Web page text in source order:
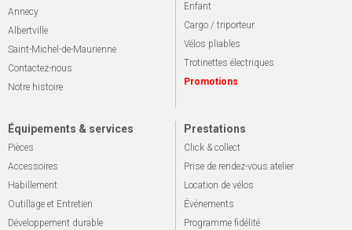
Annecy
Albertville
Saint-Michel-de-Maurienne
Contactez-nous
Notre histoire
Enfant
Cargo / triporteur
Vélos pliables
Trotinettes électriques
Promotions
Équipements & services
Pièces
Accessoires
Habillement
Outillage et Entretien
Développement durable
Prestations
Click & collect
Prise de rendez-vous atelier
Location de vélos
Événements
Programme fidélité